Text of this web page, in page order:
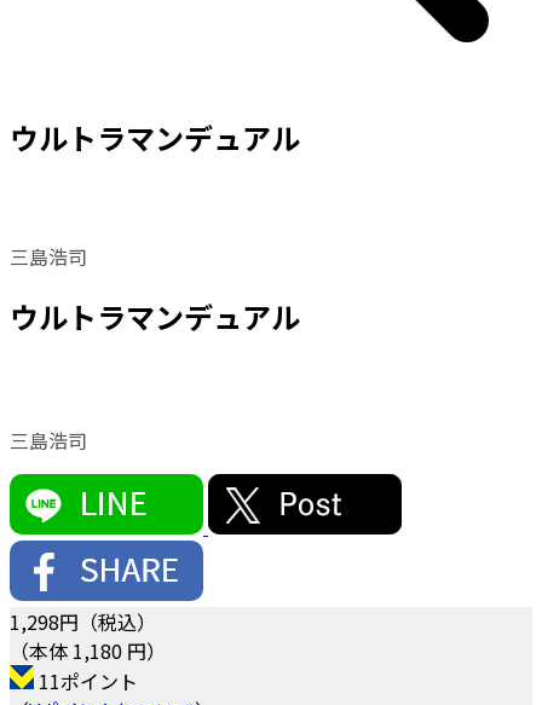
ウルトラマンデュアル
三島浩司
ウルトラマンデュアル
三島浩司
1,298円（税込）
（本体 1,180 円）
11ポイント